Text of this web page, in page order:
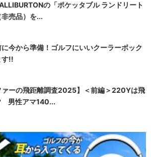
の「ポケッタブル ランドリート
売品）を...
今から準備！ゴルフにいいクーラーボック
す!!
ァーの飛距離調査2025】＜前編＞220Yは飛
男性アマ140...